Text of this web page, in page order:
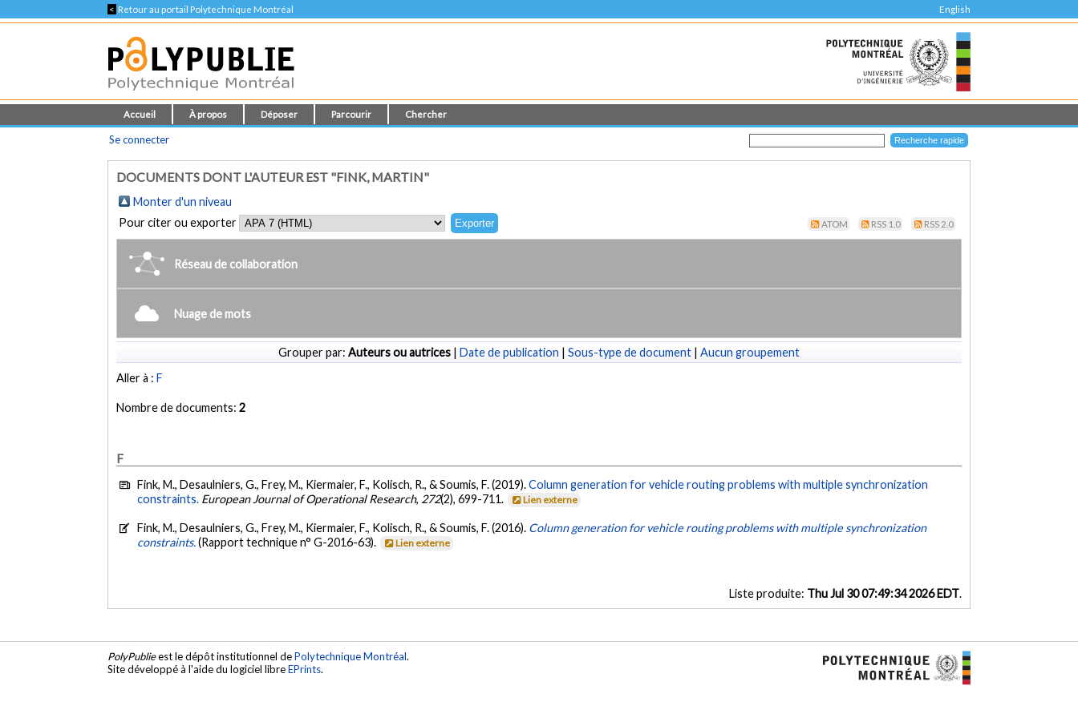
< Retour au portail Polytechnique Montréal English
Accueil À propos Déposer Parcourir Chercher
Se connecter
DOCUMENTS DONT L'AUTEUR EST "FINK, MARTIN"
Monter d'un niveau
Pour citer ou exporter
ATOM RSS 1.0 RSS 2.0
Réseau de collaboration
Nuage de mots
Grouper par: Auteurs ou autrices | Date de publication | Sous-type de document | Aucun groupement
Aller à :F
Nombre de documents:2
F
Fink, M., Desaulniers, G., Frey, M., Kiermaier, F., Kolisch, R., & Soumis, F. (2019).Column generation for vehicle routing problems with multiple synchronization
constraints. European Journal of Operational Research, 272(2), 699-711. Lien externe
Fink, M., Desaulniers, G., Frey, M., Kiermaier, F., Kolisch, R., & Soumis, F. (2016). Column generation for vehicle routing problems with multiple synchronization
constraints.(Rapport technique n° G-2016-63). Lien externe
Liste produite: Thu Jul 30 07:49:34 2026 EDT.
PolyPublieest le dépôt institutionnel dePolytechnique Montréal.
Site développé à l'aide du logiciel libreEPrints.